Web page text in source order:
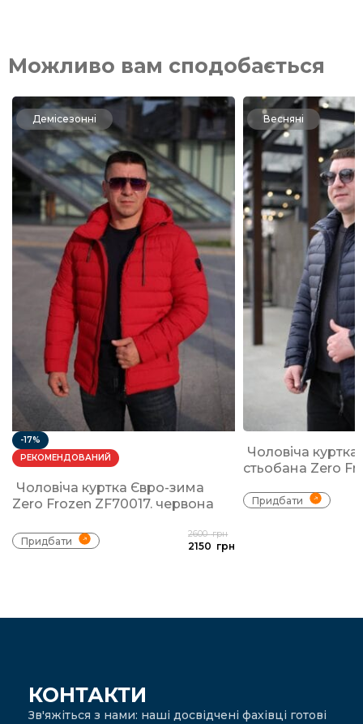
Можливо вам сподобається
Демісезонні
-17%
РЕКОМЕНДОВАНИЙ
Чоловіча куртка Євро-зима
Zero Frozen ZF70017. червона
Придбати
2600грн
2150 грн
Весняні
Чоловіча
стьобана Zero
Придбати
КОНТАКТИ
Зв'яжіться з нами: наші досвідчені фахівці готові